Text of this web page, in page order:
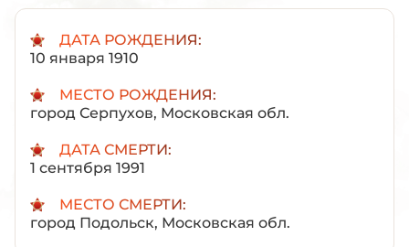
ДАТА РОЖДЕНИЯ:
10 января 1910
МЕСТО РОЖДЕНИЯ:
город Серпухов, Московская обл.
ДАТА СМЕРТИ:
1 сентября 1991
МЕСТО СМЕРТИ:
город Подольск, Московская обл.